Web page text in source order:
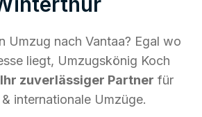
Umzug nach Vantaa? Egal wo
liegt, Umzugskönig Koch
Ihr zuverlässiger Partner für
internationale Umzüge.